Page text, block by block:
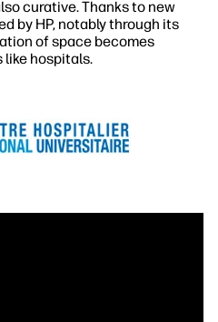
curative. Thanks to new
by HP, notably through its
of space becomes
like hospitals.